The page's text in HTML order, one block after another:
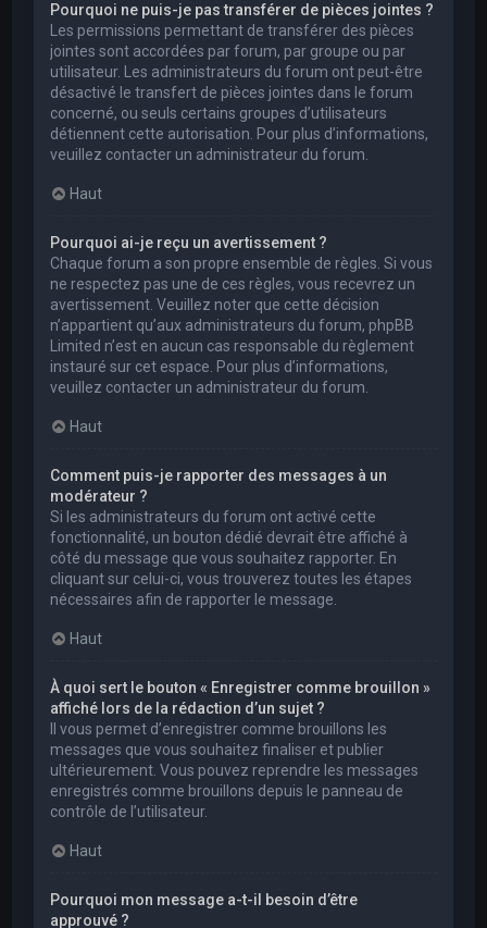
Pourquoi ne puis-je pas transférer de pièces jointes ?
Les permissions permettant de transférer des pièces
jointes sont accordées par forum, par groupe ou par
utilisateur. Les administrateurs du forum ont peut-être
désactivé le transfert de pièces jointes dans le forum
concerné, ou seuls certains groupes d’utilisateurs
détiennent cette autorisation. Pour plus d’informations,
veuillez contacter un administrateur du forum.
Haut
Pourquoi ai-je reçu un avertissement ?
Chaque forum a son propre ensemble de règles. Si vous
ne respectez pas une de ces règles, vous recevrez un
avertissement. Veuillez noter que cette décision
n’appartient qu’aux administrateurs du forum, phpBB
Limited n’est en aucun cas responsable du règlement
instauré sur cet espace. Pour plus d’informations,
veuillez contacter un administrateur du forum.
Haut
Comment puis-je rapporter des messages à un
modérateur ?
Si les administrateurs du forum ont activé cette
fonctionnalité, un bouton dédié devrait être affiché à
côté du message que vous souhaitez rapporter. En
cliquant sur celui-ci, vous trouverez toutes les étapes
nécessaires afin de rapporter le message.
Haut
À quoi sert le bouton « Enregistrer comme brouillon »
affiché lors de la rédaction d’un sujet ?
Il vous permet d’enregistrer comme brouillons les
messages que vous souhaitez finaliser et publier
ultérieurement. Vous pouvez reprendre les messages
enregistrés comme brouillons depuis le panneau de
contrôle de l’utilisateur.
Haut
Pourquoi mon message a-t-il besoin d’être
approuvé ?